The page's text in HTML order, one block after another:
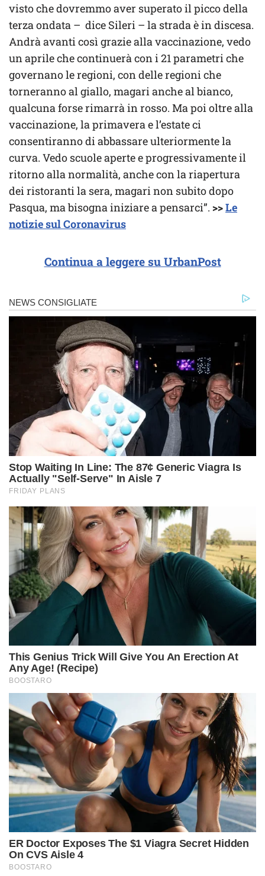
visto che dovremmo aver superato il picco della
terza ondata – dice Sileri – la strada è in discesa.
Andrà avanti così grazie alla vaccinazione, vedo
un aprile che continuerà con i 21 parametri che
governano le regioni, con delle regioni che
torneranno al giallo, magari anche al bianco,
qualcuna forse rimarrà in rosso. Ma poi oltre alla
vaccinazione, la primavera e l’estate ci
consentiranno di abbassare ulteriormente la
curva. Vedo scuole aperte e progressivamente il
ritorno alla normalità, anche con la riapertura
dei ristoranti la sera, magari non subito dopo
Pasqua, ma bisogna iniziare a pensarci”. >>Le
notizie sul Coronavirus
Continua a leggere su UrbanPost